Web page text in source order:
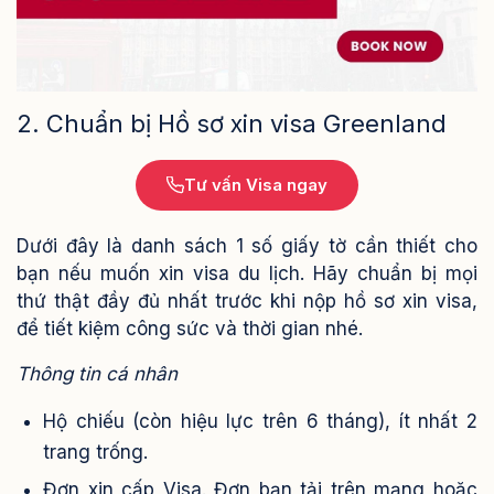
2. Chuẩn bị Hồ sơ xin visa Greenland
Tư vấn Visa ngay
Dưới đây là danh sách 1 số giấy tờ cần thiết cho
bạn nếu muốn xin visa du lịch. Hãy chuẩn bị mọi
thứ thật đầy đủ nhất trước khi nộp hồ sơ xin visa,
để tiết kiệm công sức và thời gian nhé.
Thông tin cá nhân
Hộ chiếu (còn hiệu lực trên 6 tháng), ít nhất 2
trang trống.
Đơn xin cấp Visa. Đơn bạn tải trên mạng hoặc